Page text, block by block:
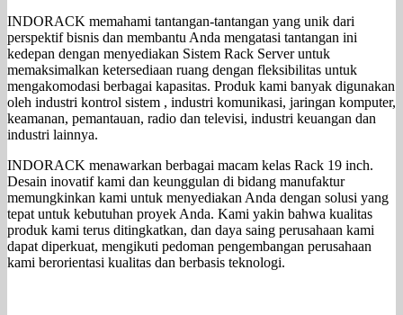
INDORACK memahami tantangan-tantangan yang unik dari
perspektif bisnis dan membantu Anda mengatasi tantangan ini
kedepan dengan menyediakan Sistem Rack Server untuk
memaksimalkan ketersediaan ruang dengan fleksibilitas untuk
mengakomodasi berbagai kapasitas. Produk kami banyak digunakan
oleh industri kontrol sistem , industri komunikasi, jaringan komputer,
keamanan, pemantauan, radio dan televisi, industri keuangan dan
industri lainnya.
INDORACK menawarkan berbagai macam kelas Rack 19 inch.
Desain inovatif kami dan keunggulan di bidang manufaktur
memungkinkan kami untuk menyediakan Anda dengan solusi yang
tepat untuk kebutuhan proyek Anda. Kami yakin bahwa kualitas
produk kami terus ditingkatkan, dan daya saing perusahaan kami
dapat diperkuat, mengikuti pedoman pengembangan perusahaan
kami berorientasi kualitas dan berbasis teknologi.